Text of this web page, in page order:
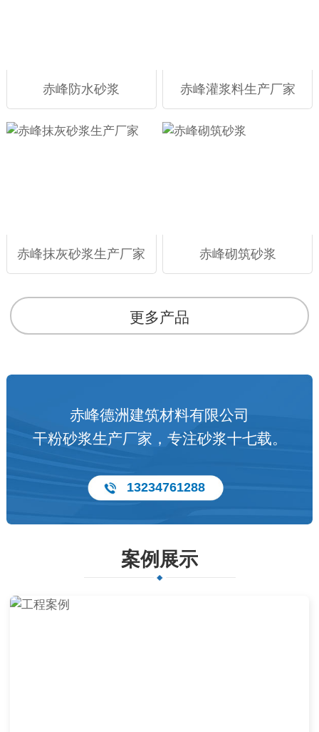
赤峰防水砂浆 赤峰灌浆料生产厂家
赤峰抹灰砂浆生产厂家 赤峰砌筑砂浆
更多产品
赤峰德洲建筑材料有限公司
干粉砂浆生产厂家，专注砂浆十七载。
13234761288
案例展示